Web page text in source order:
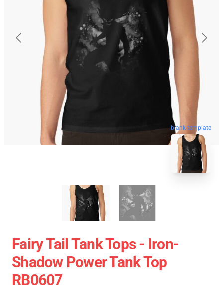
blank template
Fairy Tail Tank Tops - Iron-
Shadow Power Tank Top
RB0607